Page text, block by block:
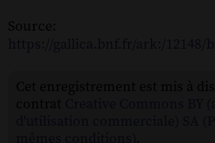
Source: